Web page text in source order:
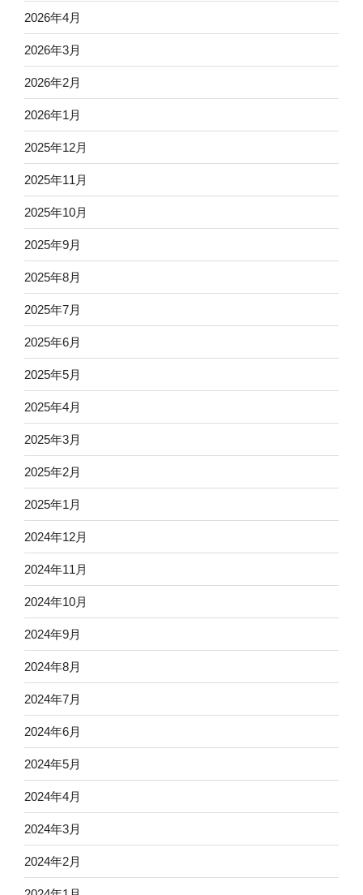
2026年4月
2026年3月
2026年2月
2026年1月
2025年12月
2025年11月
2025年10月
2025年9月
2025年8月
2025年7月
2025年6月
2025年5月
2025年4月
2025年3月
2025年2月
2025年1月
2024年12月
2024年11月
2024年10月
2024年9月
2024年8月
2024年7月
2024年6月
2024年5月
2024年4月
2024年3月
2024年2月